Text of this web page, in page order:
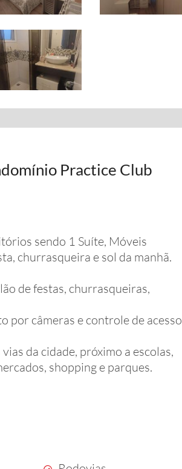
Practice Club
sendo 1 Suíte, Móveis
churrasqueira e sol da manhã.
de festas, churrasqueiras,
por câmeras e controle de acesso
da cidade, próximo a escolas,
shopping e parques.